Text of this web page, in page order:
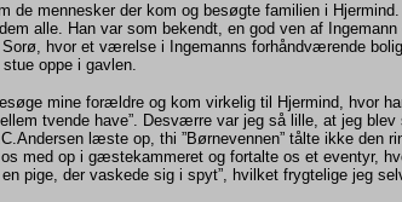
de mennesker der kom og besøgte familien i
alle. Han var som bekendt, en god ven af
hvor et værelse i Ingemanns forhåndværende
oppe i gavlen.
mine forældre og kom virkelig til Hjermind, hvor
tvende have”. Desværre var jeg så lille, at jeg
læste op, thi ”Børnevennen” tålte ikke den
med op i gæstekammeret og fortalte os et eventyr,
en pige, der vaskede sig i spyt”, hvilket frygtelige jeg